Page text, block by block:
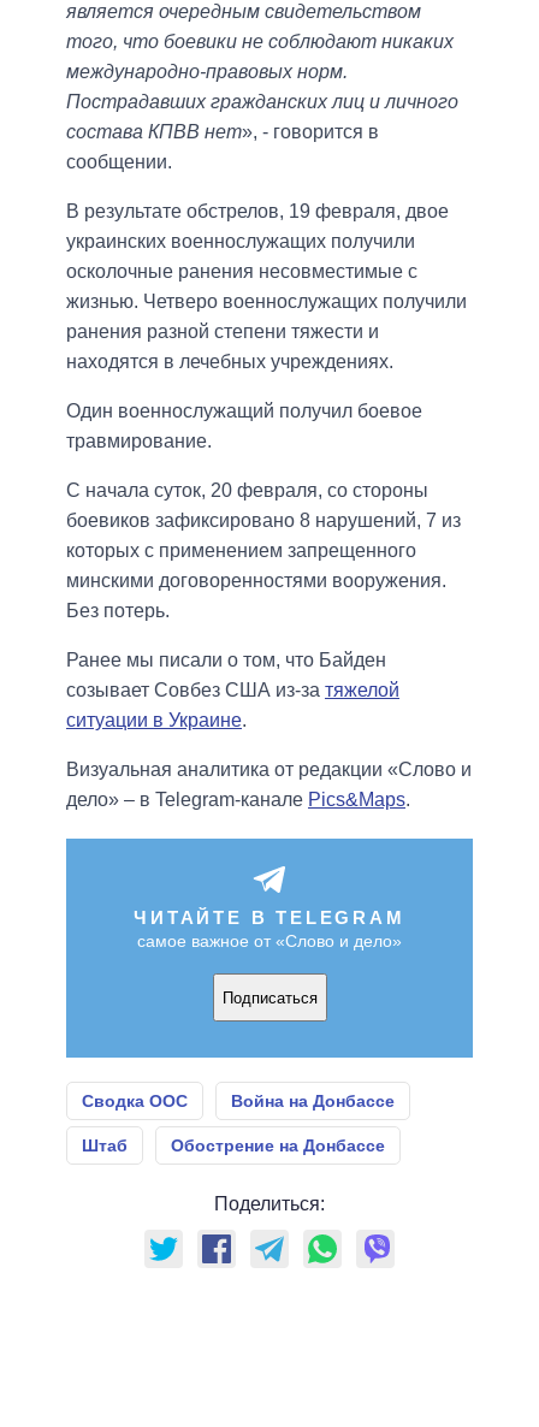
является очередным свидетельством
того, что боевики не соблюдают никаких
международно-правовых норм.
Пострадавших гражданских лиц и личного
состава КПВВ нет», - говорится в
сообщении.
В результате обстрелов, 19 февраля, двое
украинских военнослужащих получили
осколочные ранения несовместимые с
жизнью. Четверо военнослужащих получили
ранения разной степени тяжести и
находятся в лечебных учреждениях.
Один военнослужащий получил боевое
травмирование.
С начала суток, 20 февраля, со стороны
боевиков зафиксировано 8 нарушений, 7 из
которых с применением запрещенного
минскими договоренностями вооружения.
Без потерь.
Ранее мы писали о том, что Байден
созывает Совбез США из-за тяжелой
ситуации в Украине.
Визуальная аналитика от редакции «Слово и
дело» – в Telegram-канале Pics&Maps.
ЧИТАЙТЕ В TELEGRAM
самое важное от «Слово и дело»
Подписаться
Сводка ООС Война на Донбассе
Штаб Обострение на Донбассе
Поделиться: